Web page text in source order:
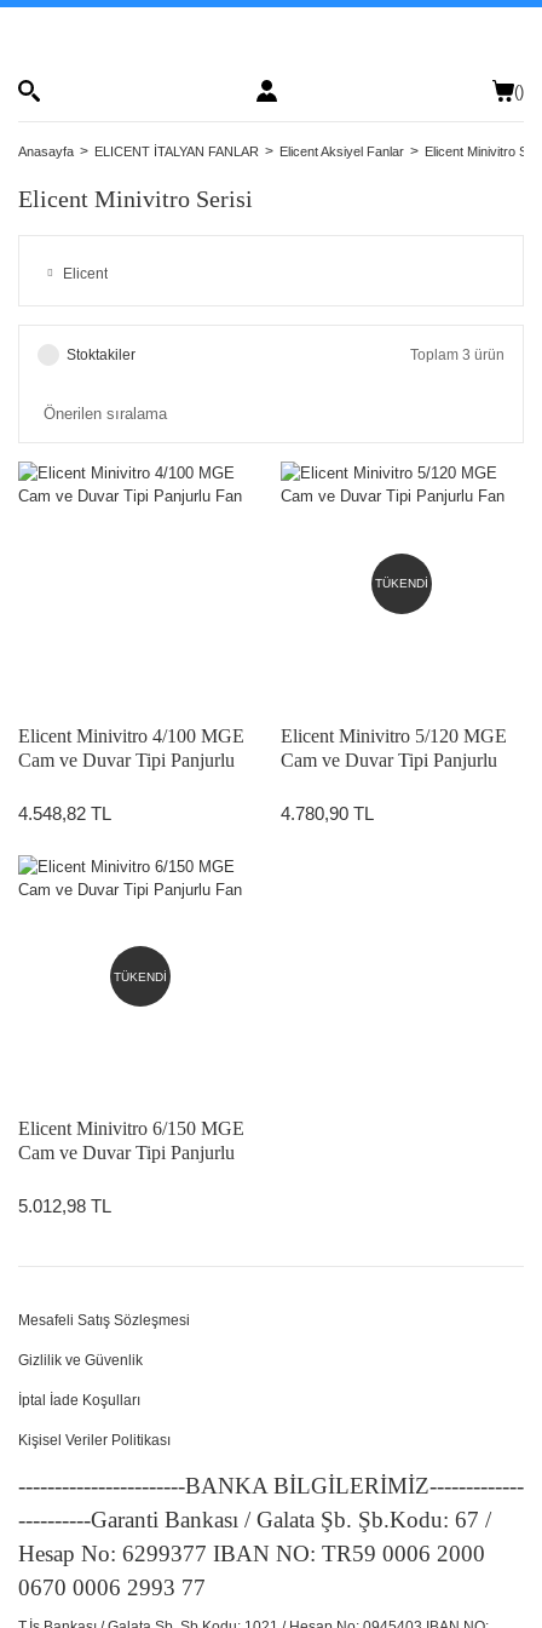
()
Anasayfa ELICENT İTALYAN FANLAR Elicent Aksiyel Fanlar Elicent Minivitro
Elicent Minivitro Serisi
Elicent
Stoktakiler Toplam 3 ürün
Elicent Minivitro 4/100 MGE
Cam ve Duvar Tipi Panjurlu
4.548,82 TL
TÜKENDİ
Elicent Minivitro 5/120 MGE
Cam ve Duvar Tipi Panjurlu
4.780,90 TL
TÜKENDİ
Elicent Minivitro 6/150 MGE
Cam ve Duvar Tipi Panjurlu
5.012,98 TL
Mesafeli Satış Sözleşmesi
Gizlilik ve Güvenlik
İptal İade Koşulları
Kişisel Veriler Politikası
-----------------------BANKA BİLGİLERİMİZ-------------
----------Garanti Bankası / Galata Şb. Şb.Kodu: 67 /
Hesap No: 6299377 IBAN NO: TR59 0006 2000
0670 0006 2993 77